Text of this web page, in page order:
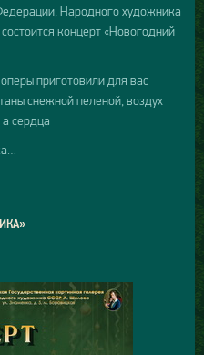
Народного художника
концерт «Новогодний
приготовили для вас
снежной пеленой, воздух
сердца